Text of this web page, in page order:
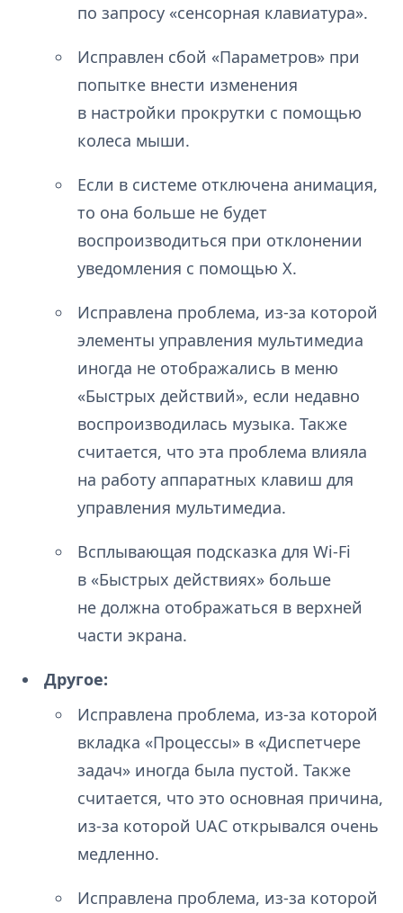
по запросу «сенсорная клавиатура».
Исправлен сбой «Параметров» при
попытке внести изменения
в настройки прокрутки с помощью
колеса мыши.
Если в системе отключена анимация,
то она больше не будет
воспроизводиться при отклонении
уведомления с помощью X.
Исправлена проблема, из-за которой
элементы управления мультимедиа
иногда не отображались в меню
«Быстрых действий», если недавно
воспроизводилась музыка. Также
считается, что эта проблема влияла
на работу аппаратных клавиш для
управления мультимедиа.
Всплывающая подсказка для Wi-Fi
в «Быстрых действиях» больше
не должна отображаться в верхней
части экрана.
Другое:
Исправлена проблема, из-за которой
вкладка «Процессы» в «Диспетчере
задач» иногда была пустой. Также
считается, что это основная причина,
из-за которой UAC открывался очень
медленно.
Исправлена проблема, из-за которой